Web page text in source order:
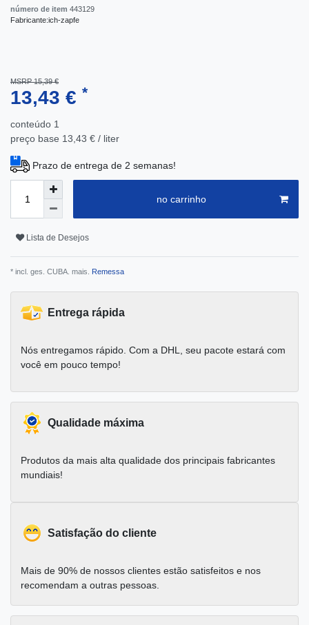
número de item 443129
Fabricante:ich-zapfe
MSRP 15,39 €
13,43 € *
conteúdo 1
preço base 13,43 € / liter
Prazo de entrega de 2 semanas!
no carrinho
Lista de Desejos
* incl. ges. CUBA. mais. Remessa
Entrega rápida
Nós entregamos rápido. Com a DHL, seu pacote estará com
você em pouco tempo!
Qualidade máxima
Produtos da mais alta qualidade dos principais fabricantes
mundiais!
Satisfação do cliente
Mais de 90% de nossos clientes estão satisfeitos e nos
recomendam a outras pessoas.